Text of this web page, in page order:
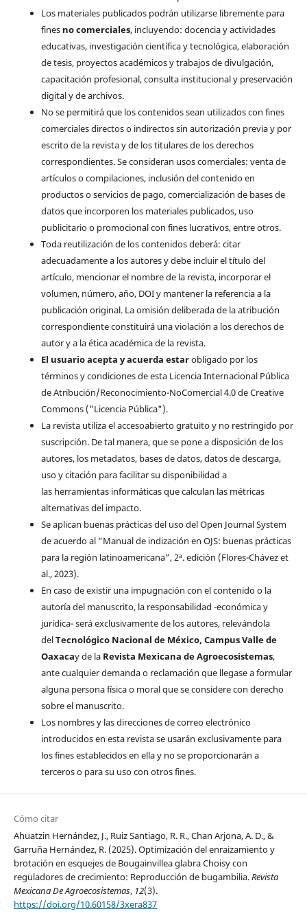
Los materiales publicados podrán utilizarse libremente para
fines no comerciales, incluyendo: docencia y actividades
educativas, investigación científica y tecnológica, elaboración
de tesis, proyectos académicos y trabajos de divulgación,
capacitación profesional, consulta institucional y preservación
digital y de archivos.
No se permitirá que los contenidos sean utilizados con fines
comerciales directos o indirectos sin autorización previa y por
escrito de la revista y de los titulares de los derechos
correspondientes. Se consideran usos comerciales: venta de
artículos o compilaciones, inclusión del contenido en
productos o servicios de pago, comercialización de bases de
datos que incorporen los materiales publicados, uso
publicitario o promocional con fines lucrativos, entre otros.
Toda reutilización de los contenidos deberá: citar
adecuadamente a los autores y debe incluir el título del
artículo, mencionar el nombre de la revista, incorporar el
volumen, número, año, DOI y mantener la referencia a la
publicación original. La omisión deliberada de la atribución
correspondiente constituirá una violación a los derechos de
autor y a la ética académica de la revista.
El usuario acepta y acuerda estarobligado por los
términos y condiciones de esta Licencia Internacional Pública
de Atribución/Reconocimiento-NoComercial 4.0 de Creative
Commons ("Licencia Pública").
La revista utiliza el accesoabierto gratuito y no restringido por
suscripción. De tal manera, que se pone a disposición de los
autores, los metadatos, bases de datos, datos de descarga,
uso y citación para facilitar su disponibilidad a
las herramientas informáticas que calculan las métricas
alternativas del impacto.
Se aplican buenas prácticas del uso del Open Journal System
de acuerdo al “Manual de indización en OJS: buenas prácticas
para la región latinoamericana”, 2ª. edición (Flores-Chávez et
al., 2023).
En caso de existir una impugnación con el contenido o la
autoría del manuscrito, la responsabilidad -económica y
jurídica- será exclusivamente de los autores, relevándola
delTecnológico Nacional de México, Campus Valle de
Oaxacay de la Revista Mexicana de Agroecosistemas,
ante cualquier demanda o reclamación que llegase a formular
alguna persona física o moral que se considere con derecho
sobre el manuscrito.
Los nombres y las direcciones de correo electrónico
introducidos en esta revista se usarán exclusivamente para
los fines establecidos en ella y no se proporcionarán a
terceros o para su uso con otros fines.
Cómo citar
Ahuatzin Hernández, J., Ruiz Santiago, R. R., Chan Arjona, A. D., &
Garruña Hernández, R. (2025). Optimización del enraizamiento y
brotación en esquejes de Bougainvillea glabra Choisy con
reguladores de crecimiento: Reproducción de bugambilia.Revista
Mexicana De Agroecosistemas, 12(3).
https://doi.org/10.60158/3xera837